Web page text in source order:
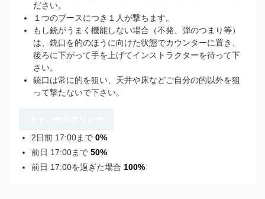
ださい。
１つのブースにつき１人が撃ちます。
もし銃がうまく機能しない場合（不発、弾のつまり等）
は、銃口を的のほうに向けた状態でカウンターに置き、
後ろに下がって手を上げてインストラクターを待って下
さい。
銃口は常に的を狙い、天井や床などご自分の的以外を狙
って撃たないで下さい。
2日前 17:00まで 0%
前日 17:00まで 50%
前日 17:00を過ぎた場合 100%